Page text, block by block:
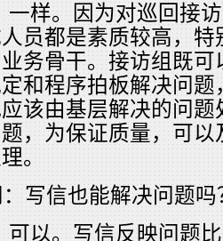
一样。因为对巡回接
员都是素质较高，
务骨干。接访组既
和程序拍板解决问
该由基层解决的问
，为保证质量，可
。
：写信也能解决问题吗
可以。写信反映问题